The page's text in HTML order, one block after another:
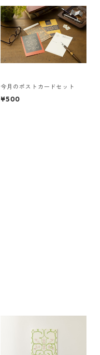
今月のポストカードセット
¥500